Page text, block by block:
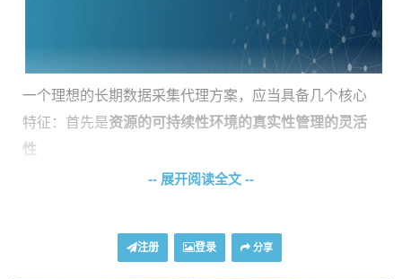
一个理想的长期数据采集代理方案，应当具备几个核心
特征：首先是资源的可持续性环境的真实性管理的灵活
性
选择代理IP不是简单的“买最贵的”，而是要让IP的特性与
-- 展开阅读全文 --
注册 登录 分享